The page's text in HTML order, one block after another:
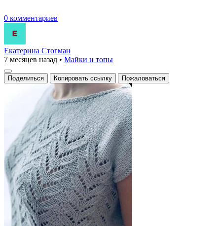
0 комментариев
Екатерина Стогман
7 месяцев назад • Майки и топы
Поделиться Копировать ссылку Пожаловаться